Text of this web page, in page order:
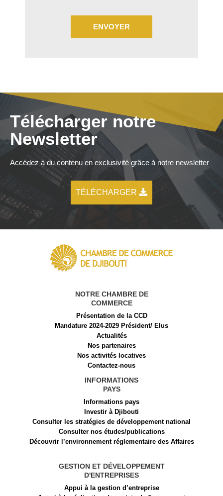
ENVOYER
Télécharger notre
Newsletter
Accédez à du contenu en exclusivité grâce à notre newsletter
TÉLÉCHARGER
NOTRE CHAMBRE DE
COMMERCE
Présentation de la CCD
Mandature 2024-2029 Président/ Elus
Actualités
Nos partenaires
Nos activités locatives
Contactez-nous
INFORMATIONS
PAYS
Informations pays
Investir à Djibouti
Consulter les stratégies de développement national
Consulter nos études/publications
Découvrir l’environnement réglementaire des Affaires
GESTION ET DÉVELOPPEMENT
D'ENTREPRISES
Appui à la gestion d’entreprise